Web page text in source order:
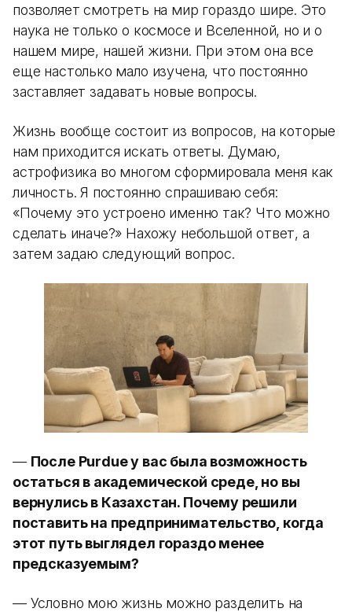
позволяет смотреть на мир гораздо шире. Это
наука не только о космосе и Вселенной, но и о
нашем мире, нашей жизни. При этом она все
еще настолько мало изучена, что постоянно
заставляет задавать новые вопросы.
Жизнь вообще состоит из вопросов, на которые
нам приходится искать ответы. Думаю,
астрофизика во многом сформировала меня как
личность. Я постоянно спрашиваю себя:
«Почему это устроено именно так? Что можно
сделать иначе?» Нахожу небольшой ответ, а
затем задаю следующий вопрос.
— После Purdue у вас была возможность
остаться в академической среде, но вы
вернулись в Казахстан. Почему решили
поставить на предпринимательство, когда
этот путь выглядел гораздо менее
предсказуемым?
— Условно мою жизнь можно разделить на